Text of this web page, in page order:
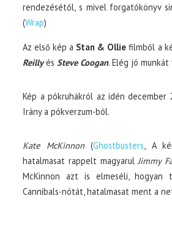
rendezésétől, s mivel forgatókönyv
(Wrap)
Az első kép a Stan & Ollie filmből a
Reillyés Steve Coogan. Elég jó
Kép a pókruhákról az idén december
Irány a pókverzum-ból.
Kate McKinnon(Ghostbusters , A
hatalmasat rappelt magyarul Jimmy
McKinnon azt is elmeséli, hogyan
Cannibals-nótát, hatalmasat ment a